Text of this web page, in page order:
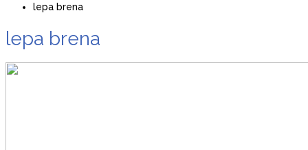
lepa brena
lepa brena